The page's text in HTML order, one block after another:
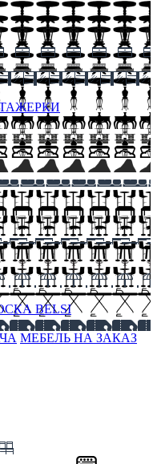
BELSI
МЕБЕЛЬ НА ЗАКАЗ